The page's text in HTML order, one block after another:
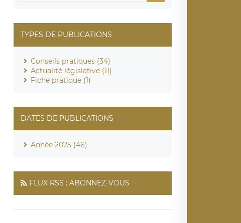
TYPES DE PUBLICATIONS
Conseils pratiques (34)
Actualité législative (11)
Fiche pratique (1)
DATES DE PUBLICATIONS
Année 2025 (46)
FLUX RSS : ABONNEZ-VOUS